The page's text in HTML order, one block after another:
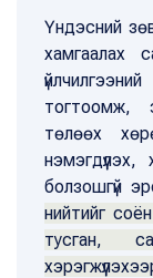
Үндэсний
хамгаалах
тогтоомж,
төлөөх
нэмэгдүүлэх,
болзошгүй
нийтийг
тусган,